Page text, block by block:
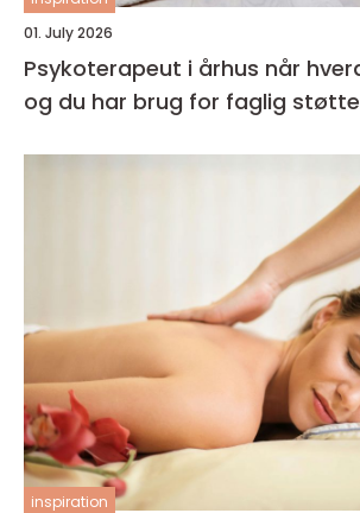
01. July 2026
Psykoterapeut i århus når hverdagen slider,
og du har brug for faglig støtte
inspiration